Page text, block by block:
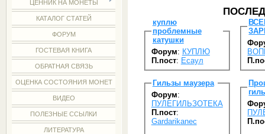
ЦЕННИК НА МОНЕТЫ
КАТАЛОГ СТАТЕЙ
ФОРУМ
ГОСТЕВАЯ КНИГА
ОБРАТНАЯ СВЯЗЬ
ОЦЕНКА СОСТОЯНИЯ МОНЕТ
ВИДЕО
ПОЛЕЗНЫЕ ССЫЛКИ
ЛИТЕРАТУРА
куплю
проблемные
катушки
Форум: КУПЛЮ
П.пост: Есаул
Гильзы маузера
Форум:
ПУЛЕГИЛЬЗОТЕКА
П.пост:
Gardarikanec